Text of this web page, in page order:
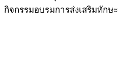
กิจกรรมอบรมการส่งเสริมทัก